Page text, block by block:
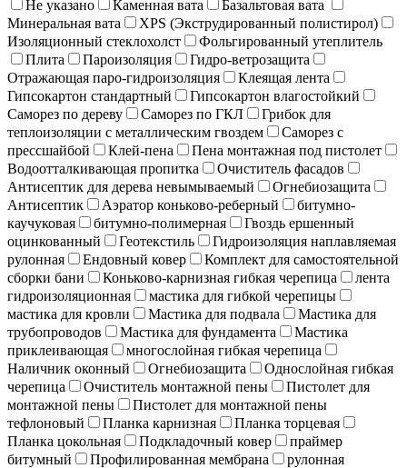
Не указано Каменная вата
Базальтовая вата
Минеральная вата
XPS (Экструдированный полистирол)
Изоляционный стеклохолст
Фольгированный утеплитель
Плита
Пароизоляция
Гидро-ветрозащита
Отражающая паро-гидроизоляция
Клеящая лента
Гипсокартон стандартный
Гипсокартон влагостойкий
Саморез по дереву
Саморез по ГКЛ
Грибок для
теплоизоляции с металлическим гвоздем
Саморез с
прессшайбой
Клей-пена
Пена монтажная под пистолет
Водоотталкивающая пропитка
Очиститель фасадов
Антисептик для дерева невымываемый
Огнебиозащита
Антисептик
Аэратор коньково-реберный
битумно-
каучуковая
битумно-полимерная
Гвоздь ершенный
оцинкованный
Геотекстиль
Гидроизоляция наплавляемая
рулонная
Ендовный ковер
Комплект для самостоятельной
сборки бани
Коньково-карнизная гибкая черепица
лента
гидроизоляционная
мастика для гибкой черепицы
мастика для кровли
Мастика для подвала
Мастика для
трубопроводов
Мастика для фундамента
Мастика
приклеивающая
многослойная гибкая черепица
Наличник оконный
Огнебиозащита
Однослойная гибкая
черепица
Очиститель монтажной пены
Пистолет для
монтажной пены
Пистолет для монтажной пены
тефлоновый
Планка карнизная
Планка торцевая
Планка цокольная
Подкладочный ковер
праймер
битумный
Профилированная мембрана
рулонная